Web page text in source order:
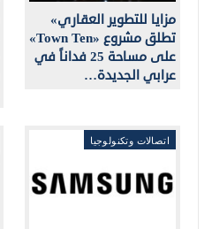
مزايا للتطوير العقاري»
تطلق مشروع «Town Ten»
على مساحة 25 فداناً في
عرابي الجديدة…
اتصالات وتكنولوجيا